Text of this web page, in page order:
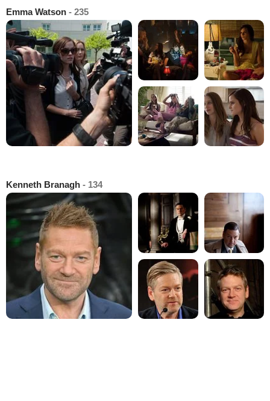
Emma Watson - 235
Kenneth Branagh - 134